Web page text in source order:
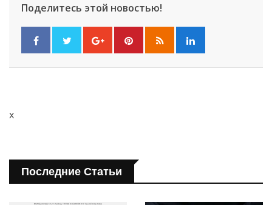
Поделитесь этой новостью!
x
Последние Статьи